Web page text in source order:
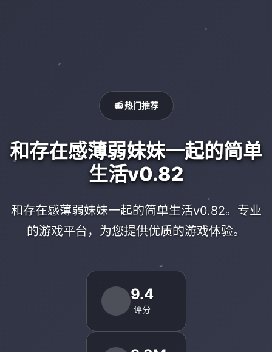
📻 热门推荐
和存在感薄弱妹妹一起的简单
生活v0.82
和存在感薄弱妹妹一起的简单生活v0.82。专业
的游戏平台，为您提供优质的游戏体验。
9.4
评分